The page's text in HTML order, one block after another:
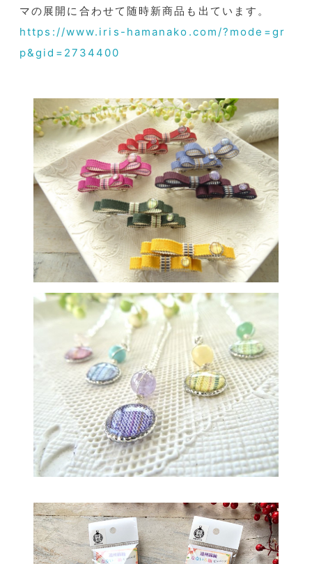
マの展開に合わせて随時新商品も出ています。
https://www.iris-hamanako.com/?mode=gr
p&gid=2734400